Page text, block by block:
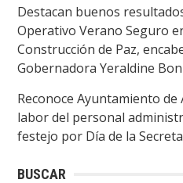
Destacan buenos
Operativo Verano Seguro
Construcción de Paz,
Gobernadora Yeraldine
Reconoce Ayuntamiento de
labor del personal
festejo por Día de la
BUSCAR